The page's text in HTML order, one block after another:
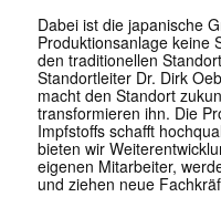
Dabei ist die japanische
Produktionsanlage keine
den traditionellen
Standortleiter Dr. Dirk
macht den Standort
transformieren ihn. Die
Impfstoffs schafft
bieten wir
eigenen Mitarbeiter,
und ziehen neue